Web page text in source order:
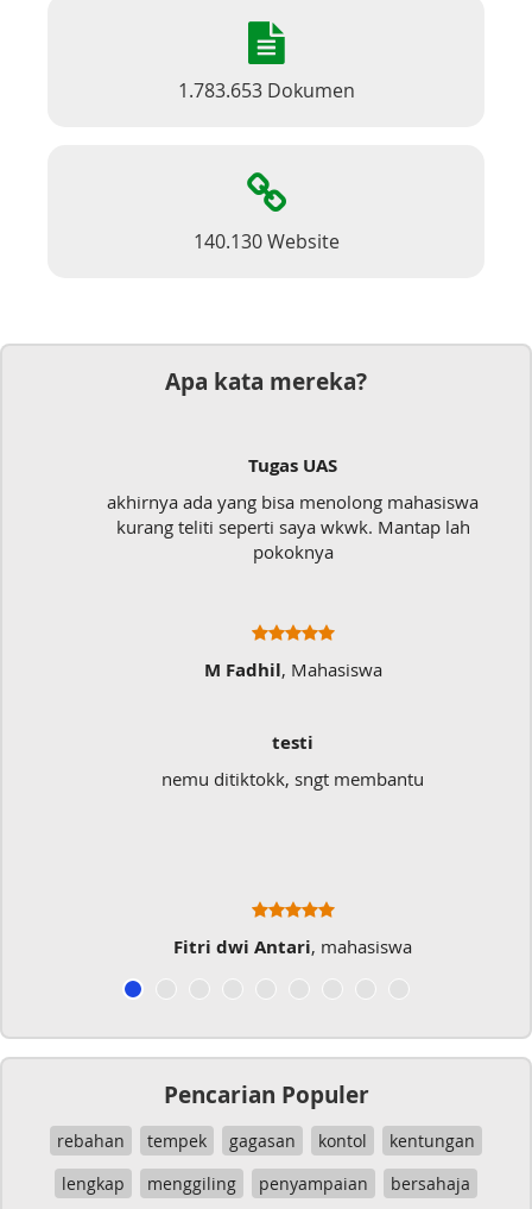
1.783.653 Dokumen
140.130 Website
Apa kata mereka?
ada yang bisa menolong mahasiswa
teliti seperti saya wkwk. Mantap lah
, Mahasiswa
ditiktokk, sngt membantu
, mahasiswa
Mudah
Sangat
Pencarian Populer
rebahan tempek gagasan kontol
kentungan
lengkap
menggiling penyampaian
bersahaja